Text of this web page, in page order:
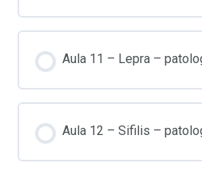
Aula 11 – Lepra –
Aula 12 – Sifilis –